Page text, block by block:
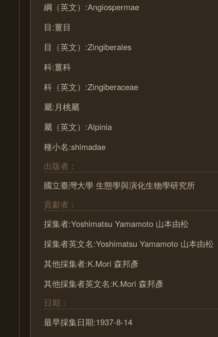
綱（英文）:Angiospermae
目:薑目
目（英文）:Zingiberales
科:薑科
科（英文）:Zingiberaceae
屬:月桃屬
屬（英文）:Alpinia
種小名:shimadae
出版者：
國立臺灣大學 生態學與演化生物學研究所
貢獻者：
採集者:Yoshimatsu Yamamoto 山本由松
採集者英文名:Yoshimatsu Yamamoto 山本由松
其他採集者:K.Mori 森邦彥
其他採集者英文名:K.Mori 森邦彥
日期：
最早採集日期:1937-8-14